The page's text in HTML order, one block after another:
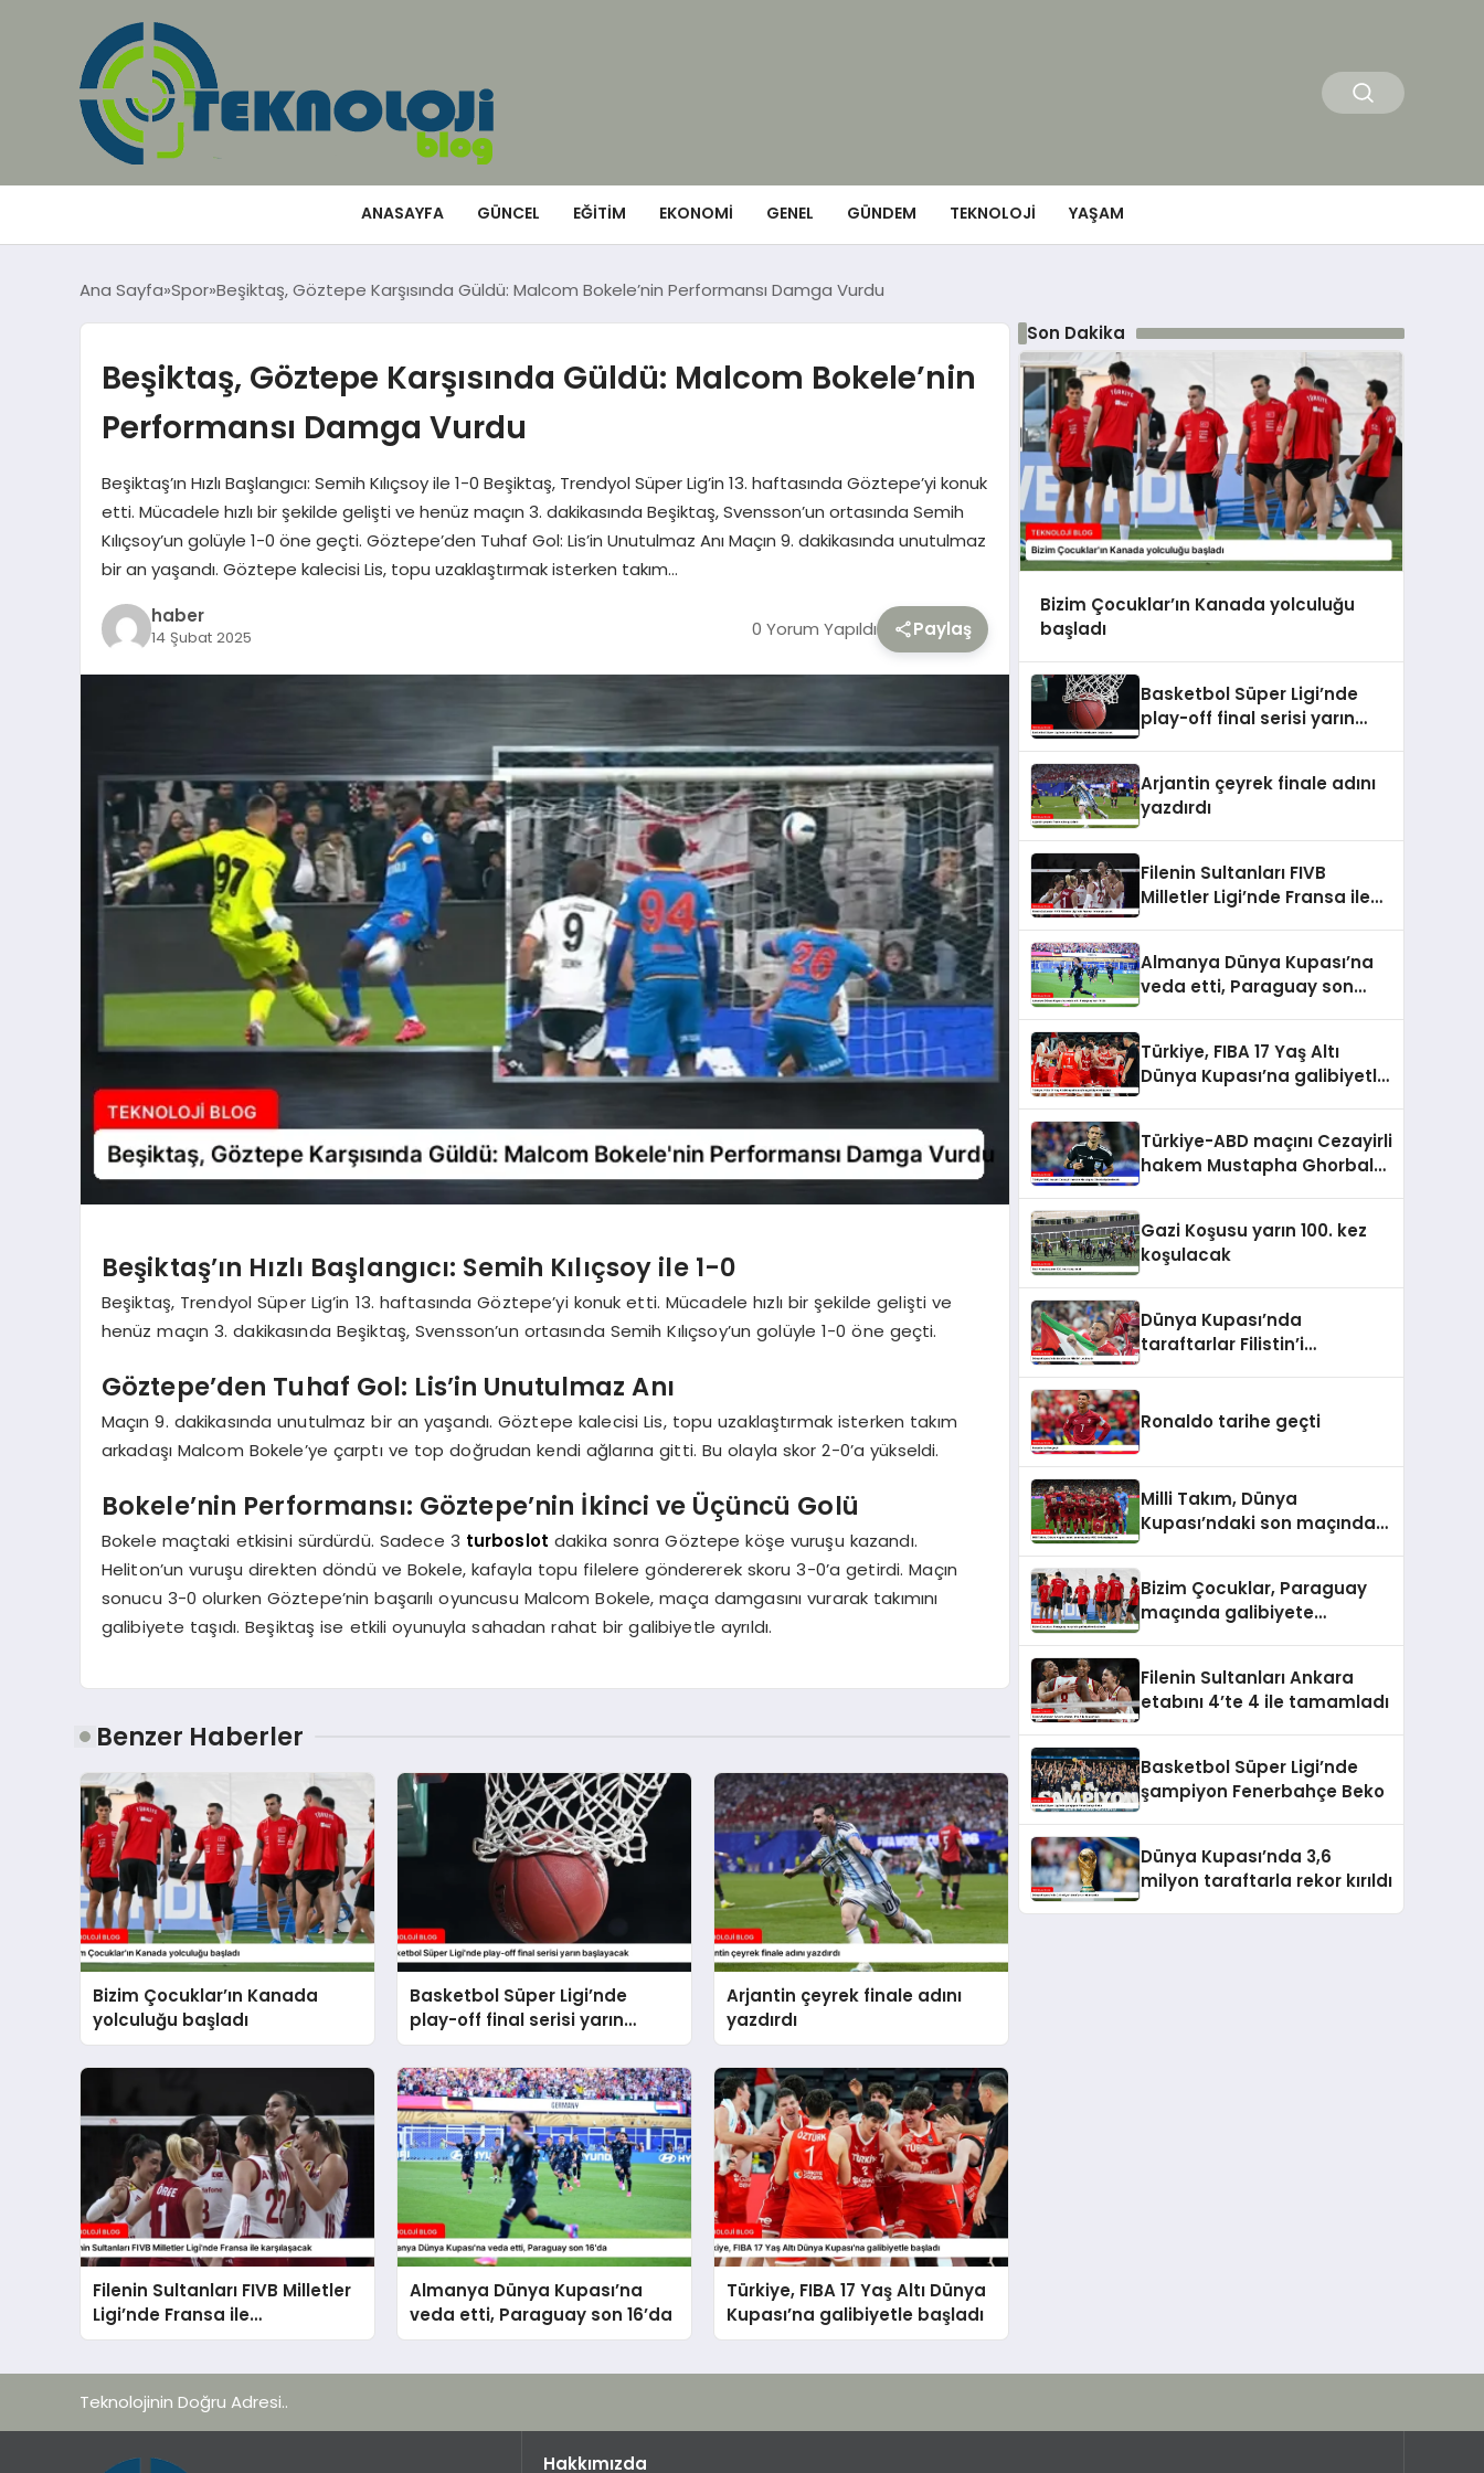
ANASAYFA GÜNCEL EĞITIM EKONOMI GENEL GÜNDEM TEKNOLOJI YAŞAM
Ana Sayfa Spor Beşiktaş, Göztepe Karşısında Güldü: Malcom Bokele’nin Performansı Damga Vurdu
Beşiktaş, Göztepe Karşısında Güldü: Malcom Bokele’nin
Performansı Damga Vurdu
Beşiktaş’ın Hızlı Başlangıcı: Semih Kılıçsoy ile 1-0 Beşiktaş, Trendyol Süper Lig’in 13. haftasında Göztepe’yi konuk
etti. Mücadele hızlı bir şekilde gelişti ve henüz maçın 3. dakikasında Beşiktaş, Svensson’un ortasında Semih
Kılıçsoy’un golüyle 1-0 öne geçti. Göztepe’den Tuhaf Gol: Lis’in Unutulmaz Anı Maçın 9. dakikasında unutulmaz
bir an yaşandı. Göztepe kalecisi Lis, topu uzaklaştırmak isterken takım…
haber
14 Şubat 2025 0 Yorum Yapıldı Paylaş
Beşiktaş’ın Hızlı Başlangıcı: Semih Kılıçsoy ile 1-0
Beşiktaş, Trendyol Süper Lig’in 13. haftasında Göztepe’yi konuk etti. Mücadele hızlı bir şekilde gelişti ve
henüz maçın 3. dakikasında Beşiktaş, Svensson’un ortasında Semih Kılıçsoy’un golüyle 1-0 öne geçti.
Göztepe’den Tuhaf Gol: Lis’in Unutulmaz Anı
Maçın 9. dakikasında unutulmaz bir an yaşandı. Göztepe kalecisi Lis, topu uzaklaştırmak isterken takım
arkadaşı Malcom Bokele’ye çarptı ve top doğrudan kendi ağlarına gitti. Bu olayla skor 2-0’a yükseldi.
Bokele’nin Performansı: Göztepe’nin İkinci ve Üçüncü Golü
Bokele maçtaki etkisini sürdürdü. Sadece 3 turboslot dakika sonra Göztepe köşe vuruşu kazandı.
Heliton’un vuruşu direkten döndü ve Bokele, kafayla topu filelere göndererek skoru 3-0’a getirdi. Maçın
sonucu 3-0 olurken Göztepe’nin başarılı oyuncusu Malcom Bokele, maça damgasını vurarak takımını
galibiyete taşıdı. Beşiktaş ise etkili oyunuyla sahadan rahat bir galibiyetle ayrıldı.
Benzer Haberler
Bizim Çocuklar’ın Kanada
yolculuğu başladı
Basketbol Süper Ligi’nde
play-off final serisi yarın
başlayacak
Arjantin çeyrek finale adını
yazdırdı
Filenin Sultanları FIVB Milletler
Ligi’nde Fransa ile
karşılaşacak
Almanya Dünya Kupası’na
veda etti, Paraguay son 16’da
Türkiye, FIBA 17 Yaş Altı Dünya
Kupası’na galibiyetle başladı
Son Dakika
Bizim Çocuklar’ın Kanada yolculuğu
başladı
Basketbol Süper Ligi’nde
play-off final serisi yarın
Arjantin çeyrek finale adını
yazdırdı
Filenin Sultanları FIVB
Milletler Ligi’nde Fransa ile
Almanya Dünya Kupası’na
veda etti, Paraguay son
Türkiye, FIBA 17 Yaş Altı
Dünya Kupası’na galibiyetle
Türkiye-ABD maçını Cezayirli
hakem Mustapha Ghorbal
Gazi Koşusu yarın 100. kez
koşulacak
Dünya Kupası’nda
taraftarlar Filistin’i
Ronaldo tarihe geçti
Milli Takım, Dünya
Kupası’ndaki son maçında
Bizim Çocuklar, Paraguay
maçında galibiyete
Filenin Sultanları Ankara
etabını 4’te 4 ile tamamladı
Basketbol Süper Ligi’nde
şampiyon Fenerbahçe Beko
Dünya Kupası’nda 3,6
milyon taraftarla rekor kırıldı
Teknolojinin Doğru Adresi..
Hakkımızda